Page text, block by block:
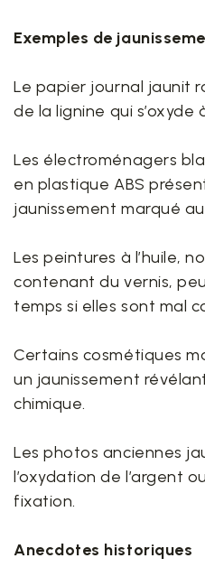
Exemples de
Le papier journal jaunit
de la lignine qui s’oxyde
Les électroménagers
en plastique ABS
jaunissement marqué
Les peintures à l’huile,
contenant du vernis,
temps si elles sont mal
Certains cosmétiques
un jaunissement
chimique.
Les photos anciennes
l’oxydation de l’argent
fixation.
Anecdotes historiques